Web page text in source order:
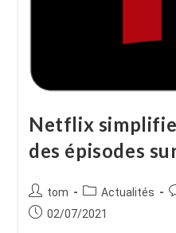
Netflix
des épisodes
Auteur/autrice
de
tom
Post
category:
Actualités
Publication
02/07/2021